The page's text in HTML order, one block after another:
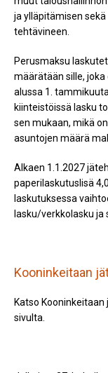
ja ylläpitämisen
tehtävineen.
Perusmaksu
määrätään sille,
alussa 1.
kiinteistöissä lasku
sen mukaan, mikä
asuntojen määrä
Alkaen 1.1.2027
paperilaskutuslisä
laskutuksessa
lasku/verkkolasku ja
Kooninkeitaan
Katso
sivulta.